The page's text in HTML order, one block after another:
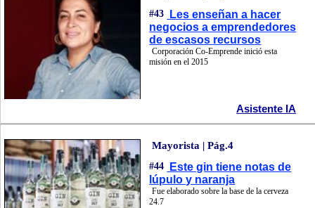
#43
Les enseñan a hacer
negocios a emprendedores
de escasos recursos
Corporación Co-Emprende inició esta
misión en el 2015
Asistente IA
Mayorista | Pág.4
#44
Este gin tiene notas de
lúpulo y naranja
Fue elaborado sobre la base de la cerveza
24.7